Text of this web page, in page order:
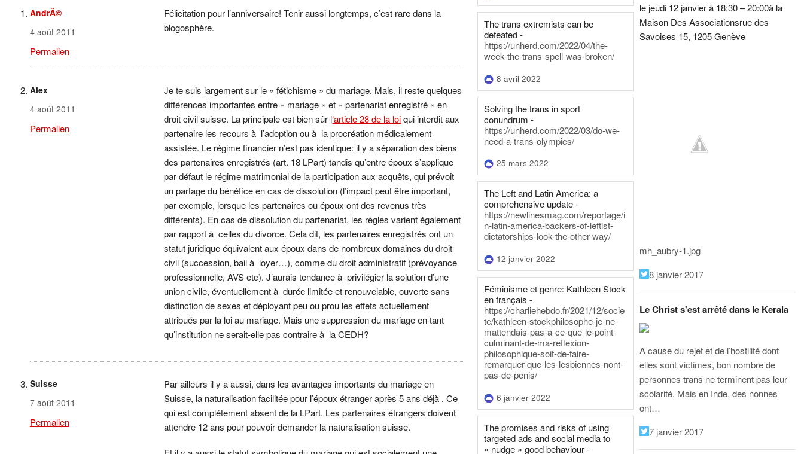
AndrÃ©
4 août 2011
Permalien
Félicitation pour l’anniversaire! Tenir aussi longtemps, c’est rare dans la
blogosphère.
Alex
4 août 2011
Permalien
Je te suis largement sur le « fétichisme » du mariage. Mais, il reste quelques
différences importantes entre « mariage » et « partenariat enregistré » en
droit civil suisse. La principale est bien sûr l‘article 28 de la loiqui interdit aux
partenaire les recours à l’adoption ou à la procréation médicalement
assistée. Le régime financier n’est pas identique: il y a séparation des biens
des partenaires enregistrés (art. 18 LPart) tandis qu’entre époux s’applique
par défaut le régime matrimonial de la participation aux acquêts, qui prévoit
un partage du bénéfice en cas de dissolution (l’impact peut être important,
par exemple, lorsque les partenaires ou époux ont des revenus très
différents). En cas de dissolution du partenariat, les règles varient également
par rapport à celles du divorce. Cela dit, les partenaires enregistrés ont un
statut juridique équivalent aux époux dans de nombreux domaines du droit
civil (succession, bail à loyer…), comme du droit administratif (prévoyance
professionnelle, AVS etc). J’aurais tendance à privilégier la solution d’une
union civile, éventuellement à durée limitée et renouvelable, ouverte sans
distinction de sexes et déployant peu ou prou les effets actuellement
attribués par la loi au mariage. Mais une suppression du mariage en tant
qu’institution ne serait-elle pas contraire à la CEDH?
Suisse
7 août 2011
Permalien
Par ailleurs il y a aussi, dans les avantages importants du mariage en
Suisse, la naturalisation facilitée pour l’époux étranger après 5 ans déjà . Ce
qui est complétement absent de la LPart. Les partenaires étrangers doivent
attendre 12 ans pour pouvoir demander la naturalisation suisse.
The trans extremists can be
defeated -
https://unherd.com/2022/04/the-
week-the-trans-spell-was-broken/
8 avril 2022
Solving the trans in sport
conundrum -
https://unherd.com/2022/03/do-we-
need-a-trans-olympics/
25 mars 2022
The Left and Latin America: a
comprehensive update -
https://newlinesmag.com/reportage/i
n-latin-america-backers-of-leftist-
dictatorships-look-the-other-way/
12 janvier 2022
Féminisme et genre: Kathleen Stock
en français -
https://charliehebdo.fr/2021/12/socie
te/kathleen-stockphilosophe-je-ne-
mattendais-pas-a-ce-que-le-point-
culminant-de-ma-reflexion-
philosophique-soit-de-faire-
remarquer-que-les-lesbiennes-nont-
pas-de-penis/
6 janvier 2022
The promises and risks of using
targeted ads and social media to
« nudge » good behaviour -
le jeudi 12 janvier à 18:30 – 20:00à la
Maison Des Associationsrue des
Savoises 15, 1205 Genève
mh_aubry-1.jpg
8 janvier 2017
Le Christ s'est arrêté dans le Kerala
A cause du rejet et de l’hostilité dont
elles sont victimes, bon nombre de
personnes trans ne terminent pas leur
scolarité. Mais en Inde, des nonnes
ont…
7 janvier 2017